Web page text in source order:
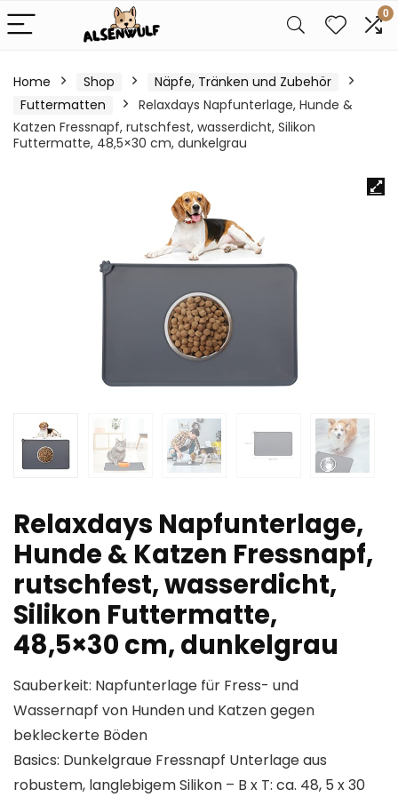
0
Home Shop
Näpfe, Tränken und Zubehör
Futtermatten
Relaxdays Napfunterlage, Hunde &
Katzen Fressnapf, rutschfest, wasserdicht, Silikon
Futtermatte, 48,5×30 cm, dunkelgrau
Relaxdays Napfunterlage,
Hunde & Katzen Fressnapf,
rutschfest, wasserdicht,
Silikon Futtermatte,
48,5×30 cm, dunkelgrau
Sauberkeit: Napfunterlage für Fress- und
Wassernapf von Hunden und Katzen gegen
bekleckerte Böden
Basics: Dunkelgraue Fressnapf Unterlage aus
robustem, langlebigem Silikon – B x T: ca. 48, 5 x 30